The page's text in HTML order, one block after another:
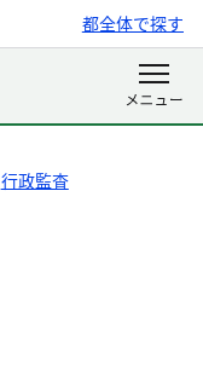
都全体で探す
行政監査